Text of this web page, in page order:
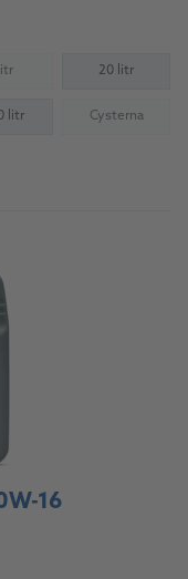
available) 20 litr
litr Cysterna
(Not
16